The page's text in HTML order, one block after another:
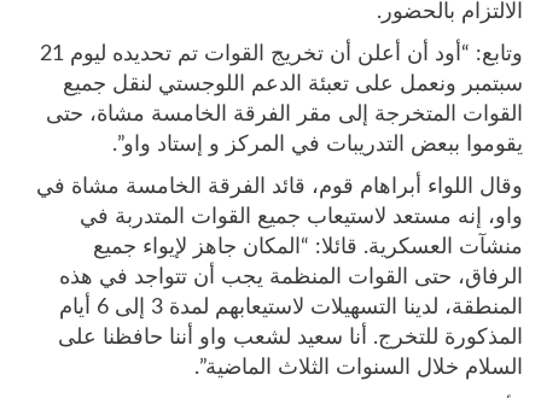
الالتزام بالحضور.
وتابع: “أود أن أعلن أن تخريج القوات تم تحديده ليوم 21
سبتمبر ونعمل على تعبئة الدعم اللوجستي لنقل جميع
القوات المتخرجة إلى مقر الفرقة الخامسة مشاة، حتى
يقوموا ببعض التدريبات في المركز و إستاد واو”.
وقال اللواء أبراهام قوم، قائد الفرقة الخامسة مشاة في
واو، إنه مستعد لاستيعاب جميع القوات المتدربة في
منشآت العسكرية. قائلا: “المكان جاهز لإيواء جميع
الرفاق، حتى القوات المنظمة يجب أن تتواجد في هذه
المنطقة، لدينا التسهيلات لاستيعابهم لمدة 3 إلى 6 أيام
المذكورة للتخرج. أنا سعيد لشعب واو أننا حافظنا على
السلام خلال السنوات الثلاث الماضية”.